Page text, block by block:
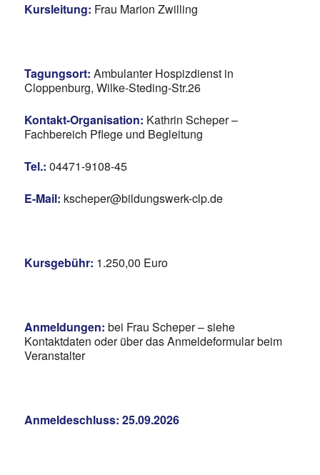
Kursleitung: Frau Marion Zwilling
Tagungsort: Ambulanter Hospizdienst in
Cloppenburg, Wilke-Steding-Str.26
Kontakt-Organisation: Kathrin Scheper –
Fachbereich Pflege und Begleitung
Tel.: 04471-9108-45
E-Mail: kscheper@bildungswerk-clp.de
Kursgebühr: 1.250,00 Euro
Anmeldungen: bei Frau Scheper – siehe
Kontaktdaten oder über das Anmeldeformular beim
Veranstalter
Anmeldeschluss: 25.09.2026